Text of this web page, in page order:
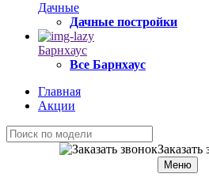
Дачные
Дачные постройки
Барнхаус
Все Барнхаус
Главная
Акции
Заказать
Меню